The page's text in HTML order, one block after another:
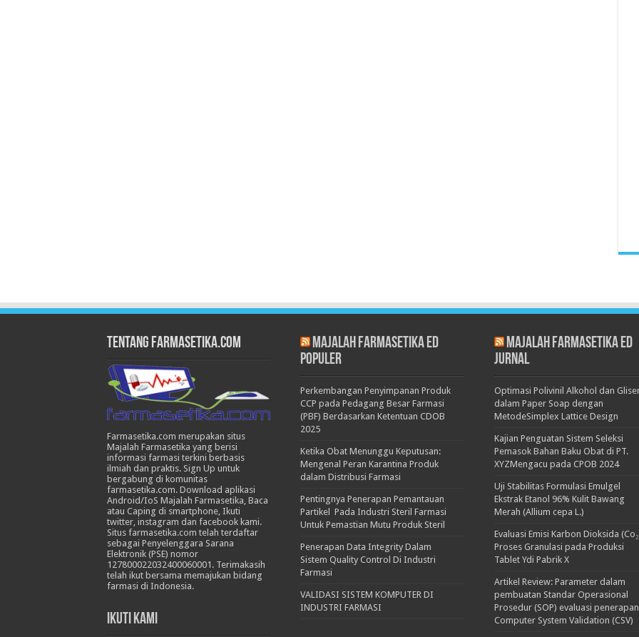
Tentang Farmasetika.com
Farmasetika.com merupakan situs
Majalah Farmasetika yang berisi
informasi farmasi terkini berbasis
ilmiah dan praktis. Sign Up untuk
bergabung di komunitas
farmasetika.com. Download aplikasi
Android/IoS Majalah Farmasetika, Baca
atau Caping di smartphone, Ikuti
twitter, instagram dan facebook kami.
Situs farmasetika.com telah terdaftar
sebagai Penyelenggara Sarana
Elektronik (PSE) nomor
127800022032400060001. Terimakasih
telah ikut bersama memajukan bidang
farmasi di Indonesia.
Ikuti Kami
Majalah Farmasetika Ed
Populer
Perkembangan Penyimpanan Produk
CCP pada Pedagang Besar Farmasi
(PBF) Berdasarkan Ketentuan CDOB
2025
Ketika Obat Menunggu Keputusan:
Mengenal Peran Karantina Produk
dalam Distribusi Farmasi
Pentingnya Penerapan Pemantauan
Partikel Pada Industri Steril Farmasi
Untuk Pemastian Mutu Produk Steril
Penerapan Data Integrity Dalam
Sistem Quality Control Di Industri
Farmasi
VALIDASI SISTEM KOMPUTER DI
INDUSTRI FARMASI
Majalah Farmasetika Ed
Jurnal
Optimasi Polivinil Alkohol dan
dalam Paper Soap dengan
MetodeSimplex Lattice Design
Kajian Penguatan Sistem Seleksi
Pemasok Bahan Baku Obat di PT.
XYZMengacu pada CPOB 2024
Uji Stabilitas Formulasi Emulgel
Ekstrak Etanol 96% Kulit Bawang
Merah (Allium cepa L.)
Evaluasi Emisi Karbon Dioksida
Proses Granulasi pada Produksi
Tablet Ydi Pabrik X
Artikel Review: Parameter dalam
pembuatan Standar Operasional
Prosedur (SOP) evaluasi penerapan
Computer System Validation (CSV)